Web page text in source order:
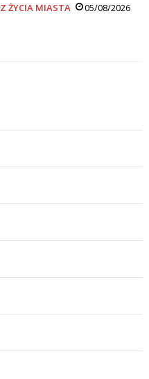
Z ŻYCIA MIASTA 05/08/2026